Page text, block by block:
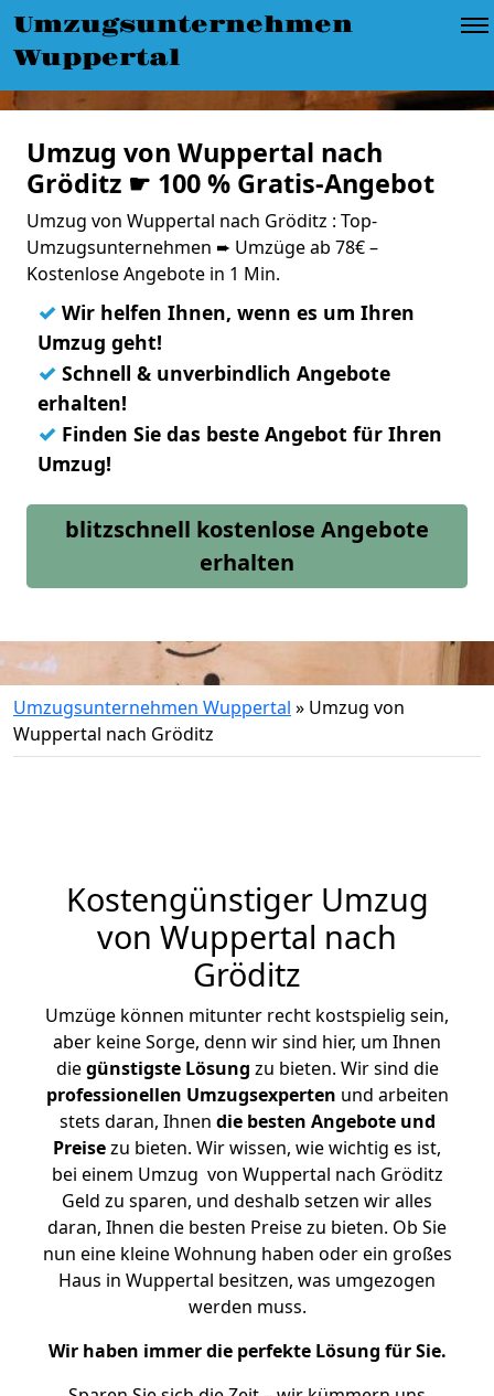
Umzugsunternehmen
Wuppertal
Umzug von Wuppertal nach
Gröditz ☛ 100 % Gratis-Angebot
Umzug von Wuppertal nach Gröditz : Top-
Umzugsunternehmen ➨ Umzüge ab 78€ –
Kostenlose Angebote in 1 Min.
✓ Wir helfen Ihnen, wenn es um Ihren
Umzug geht!
✓ Schnell & unverbindlich Angebote
erhalten!
✓ Finden Sie das beste Angebot für Ihren
Umzug!
blitzschnell kostenlose Angebote
erhalten
Umzugsunternehmen Wuppertal » Umzug von
Wuppertal nach Gröditz
Kostengünstiger Umzug
von Wuppertal nach
Gröditz
Umzüge können mitunter recht kostspielig sein,
aber keine Sorge, denn wir sind hier, um Ihnen
diegünstigste Lösung zu bieten. Wir sind die
professionellen Umzugsexperten und arbeiten
stets daran, Ihnen die besten Angebote und
Preisezu bieten. Wir wissen, wie wichtig es ist,
bei einem Umzug von Wuppertal nach Gröditz
Geld zu sparen, und deshalb setzen wir alles
daran, Ihnen die besten Preise zu bieten. Ob Sie
nun eine kleine Wohnung haben oder ein großes
Haus in Wuppertal besitzen, was umgezogen
werden muss.
Wir haben immer die perfekte Lösung für Sie.